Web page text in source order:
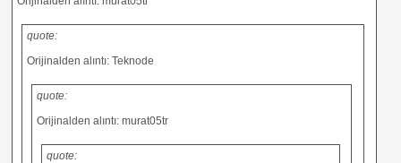
quote:
Orijinalden alıntı: Teknode
quote:
Orijinalden alıntı: murat05tr
quote: